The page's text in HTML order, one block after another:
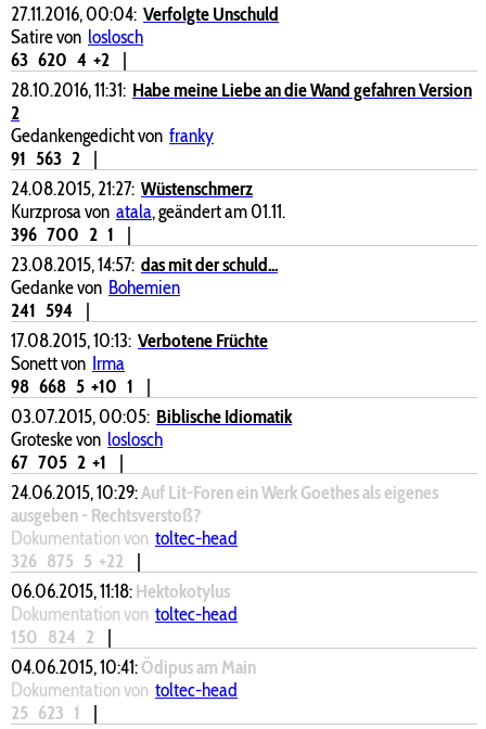
27.11.2016, 00:04: Verfolgte Unschuld
Satire von loslosch
63 620 4 +2
|
28.10.2016, 11:31: Habe meine Liebe an die Wand gefahren Version
2
Gedankengedicht von franky
91 563 2
|
24.08.2015, 21:27: Wüstenschmerz
Kurzprosa von atala, geändert am 01.11.
396 700 2 1
|
23.08.2015, 14:57: das mit der schuld...
Gedanke von Bohemien
241 594
|
17.08.2015, 10:13: Verbotene Früchte
Sonett von Irma
98 668 5 +10 1
|
03.07.2015, 00:05: Biblische Idiomatik
Groteske von loslosch
67 705 2 +1
|
24.06.2015, 10:29:Auf Lit-Foren ein Werk Goethes als eigenes
ausgeben - Rechtsverstoß?
Dokumentation von toltec-head
326 875 5 +22
|
06.06.2015, 11:18:Hektokotylus
Dokumentation von toltec-head
150 824 2
|
04.06.2015, 10:41:Ödipus am Main
Dokumentation von toltec-head
25 623 1
|